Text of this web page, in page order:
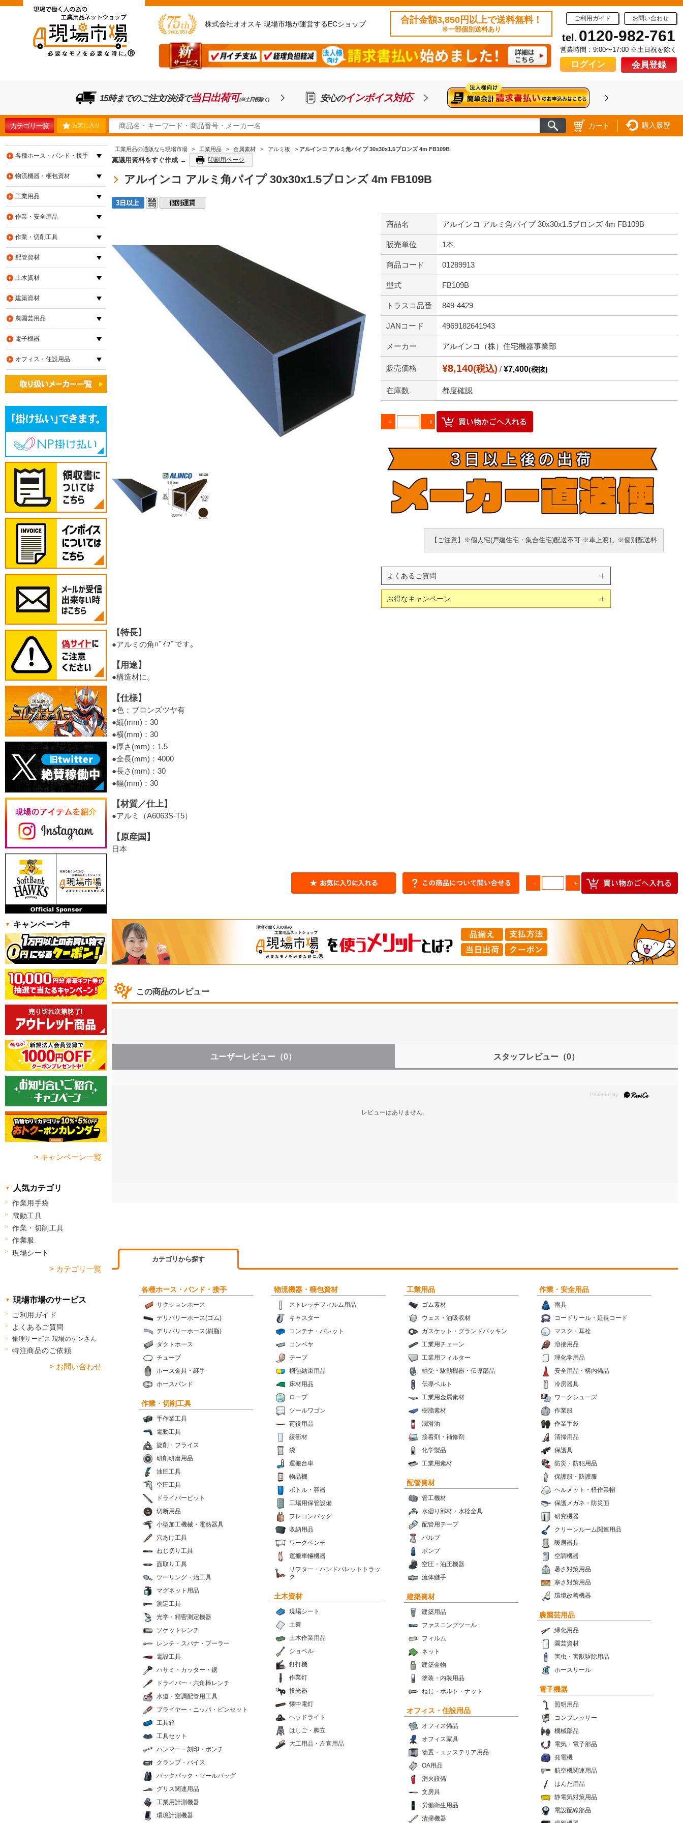
株式会社オオスキ 現場市場が運営するECショップ 合計金額3,850円以上で送料無料！
※一部個別送料あり
ご利用ガイド お問い合わせ
tel. 0120-982-761
営業時間：9:00〜17:00 ※土日祝を除く
ログイン 会員登録
15時までのご注文/決済で当日出荷可(※土日祝除く) 安心のインボイス対応
カテゴリ一覧 お気に入り カート 購入履歴
工業用品の通販なら現場市場 > 工業用品 > 金属素材 > アルミ板 > アルインコ アルミ角パイプ 30x30x1.5ブロンズ 4m FB109B
稟議用資料をすぐ作成 → 印刷用ページ
アルインコ アルミ角パイプ 30x30x1.5ブロンズ 4m FB109B
商品名 アルインコ アルミ角パイプ 30x30x1.5ブロンズ 4m FB109B
販売単位 1本
商品コード 01289913
型式 FB109B
トラスコ品番 849-4429
JANコード 4969182641943
メーカー アルインコ（株）住宅機器事業部
販売価格 ¥8,140(税込) / ¥7,400(税抜)
在庫数 都度確認
【ご注意】※個人宅(戸建住宅・集合住宅)配送不可 ※車上渡し ※個別配送料
よくあるご質問
お得なキャンペーン
【特長】
●アルミの角ﾊﾟｲﾌﾟです。
【用途】
●構造材に。
【仕様】
●色：ブロンズツヤ有
●縦(mm)：30
●横(mm)：30
●厚さ(mm)：1.5
●全長(mm)：4000
●長さ(mm)：30
●幅(mm)：30
【材質／仕上】
●アルミ（A6063S-T5）
【原産国】
日本
この商品のレビュー
ユーザーレビュー （0） スタッフレビュー （0）
レビューはありません。
カテゴリから探す
各種ホース・バンド・接手
サクションホース
デリバリーホース(ゴム)
デリバリーホース(樹脂)
ダクトホース
チューブ
ホース金具・継手
ホースバンド
物流機器・梱包資材
ストレッチフィルム用品
キャスター
コンテナ・パレット
コンベヤ
テープ
梱包結束用品
床材用品
ロープ
ツールワゴン
荷役用品
緩衝材
袋
運搬台車
物品棚
ボトル・容器
工場用保管設備
フレコンバッグ
収納用品
ワークベンチ
運搬車輛機器
リフター・ハンドパレットトラッ
ク
工業用品
ゴム素材
ウェス・油吸収材
ガスケット・グランドパッキン
工業用チェーン
工業用フィルター
軸受・駆動機器・伝導部品
伝導ベルト
工業用金属素材
樹脂素材
潤滑油
接着剤・補修剤
化学製品
工業用素材
作業・安全用品
雨具
コードリール・延長コード
マスク・耳栓
溶接用品
理化学用品
安全用品・構内備品
冷房器具
ワークシューズ
作業服
作業手袋
清掃用品
保護具
防災・防犯用品
保護服・防護服
ヘルメット・軽作業帽
保護メガネ・防災面
研究機器
クリーンルーム関連用品
暖房器具
空調機器
暑さ対策用品
寒さ対策用品
環境改善機器
作業・切削工具
手作業工具
電動工具
旋削・フライス
研削研磨用品
油圧工具
空圧工具
ドライバービット
切断用品
小型加工機械・電熱器具
穴あけ工具
ねじ切り工具
面取り工具
ツーリング・治工具
マグネット用品
測定工具
光学・精密測定機器
ソケットレンチ
レンチ・スパナ・プーラー
電設工具
ハサミ・カッター・鋸
ドライバー・六角棒レンチ
水道・空調配管用工具
プライヤー・ニッパ・ピンセット
工具箱
工具セット
ハンマー・刻印・ポンチ
クランプ・バイス
バックパック・ツールバッグ
グリス関連用品
工業用計測機器
環境計測機器
配管資材
管工機材
水廻り部材・水栓金具
配管用テープ
バルブ
ポンプ
空圧・油圧機器
流体継手
土木資材
現場シート
土嚢
土木作業用品
ショベル
釘打機
作業灯
投光器
懐中電灯
ヘッドライト
はしご・脚立
大工用品・左官用品
建築資材
建築用品
ファスニングツール
フィルム
ネット
建築金物
塗装・内装用品
ねじ・ボルト・ナット
農園芸用品
緑化用品
園芸資材
害虫・害獣駆除用品
ホースリール
電子機器
照明用品
コンプレッサー
機械部品
電気・電子部品
発電機
航空機関連用品
はんだ用品
静電気対策用品
電設配線部品
オフィス・住設用品
オフィス備品
オフィス家具
物置・エクステリア用品
OA用品
消火設備
文房具
労働衛生用品
清掃機器
各種ホース・バンド・接手
物流機器・梱包資材
工業用品
作業・安全用品
作業・切削工具
配管資材
土木資材
建築資材
農園芸用品
電子機器
オフィス・住設用品
キャンペーン中
> キャンペーン一覧
人気カテゴリ
作業用手袋
電動工具
作業・切削工具
作業服
現場シート
> カテゴリ一覧
現場市場のサービス
ご利用ガイド
よくあるご質問
修理サービス 現場のゲンさん
特注商品のご依頼
> お問い合わせ